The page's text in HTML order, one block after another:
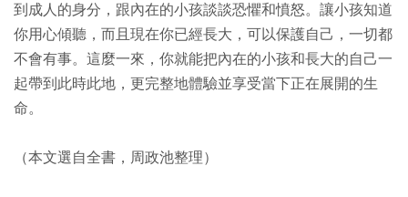
到成人的身分，跟內在的小孩談談恐懼和憤怒。讓小孩知道
你用心傾聽，而且現在你已經長大，可以保護自己，一切都
不會有事。這麼一來，你就能把內在的小孩和長大的自己一
起帶到此時此地，更完整地體驗並享受當下正在展開的生
命。
（本文選自全書，周政池整理）